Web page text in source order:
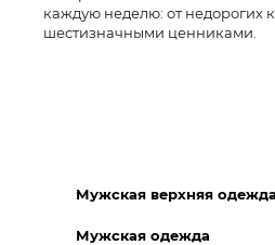
каждую неделю: от недорогих
шестизначными ценниками.
Мужская верхняя одежда
Мужская одежда